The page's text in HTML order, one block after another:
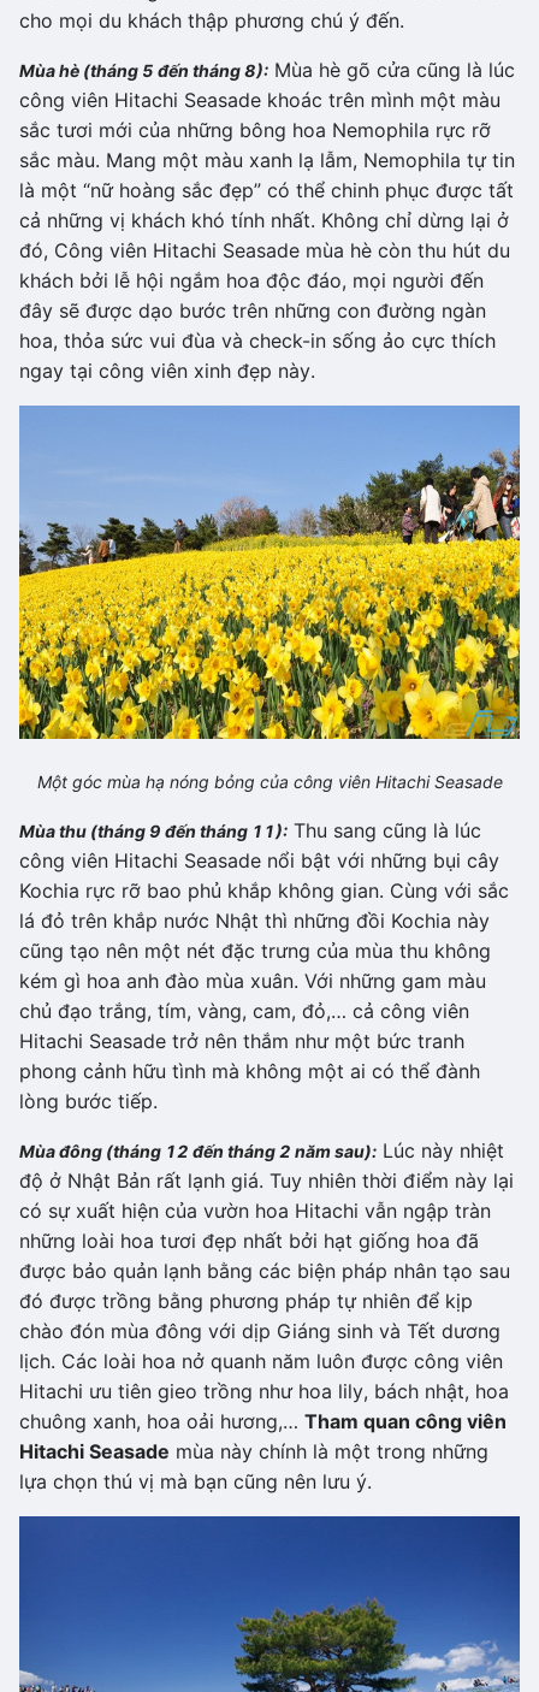
cho mọi du khách thập phương chú ý đến.
Mùa hè (tháng 5 đến tháng 8): Mùa hè gõ cửa cũng là lúc
công viên Hitachi Seasade khoác trên mình một màu
sắc tươi mới của những bông hoa Nemophila rực rỡ
sắc màu. Mang một màu xanh lạ lẫm, Nemophila tự tin
là một “nữ hoàng sắc đẹp” có thể chinh phục được tất
cả những vị khách khó tính nhất. Không chỉ dừng lại ở
đó, Công viên Hitachi Seasade mùa hè còn thu hút du
khách bởi lễ hội ngắm hoa độc đáo, mọi người đến
đây sẽ được dạo bước trên những con đường ngàn
hoa, thỏa sức vui đùa và check-in sống ảo cực thích
ngay tại công viên xinh đẹp này.
Một góc mùa hạ nóng bỏng của công viên Hitachi Seasade
Mùa thu (tháng 9 đến tháng 11): Thu sang cũng là lúc
công viên Hitachi Seasade nổi bật với những bụi cây
Kochia rực rỡ bao phủ khắp không gian. Cùng với sắc
lá đỏ trên khắp nước Nhật thì những đồi Kochia này
cũng tạo nên một nét đặc trưng của mùa thu không
kém gì hoa anh đào mùa xuân. Với những gam màu
chủ đạo trắng, tím, vàng, cam, đỏ,… cả công viên
Hitachi Seasade trở nên thắm như một bức tranh
phong cảnh hữu tình mà không một ai có thể đành
lòng bước tiếp.
Mùa đông (tháng 12 đến tháng 2 năm sau): Lúc này nhiệt
độ ở Nhật Bản rất lạnh giá. Tuy nhiên thời điểm này lại
có sự xuất hiện của vườn hoa Hitachi vẫn ngập tràn
những loài hoa tươi đẹp nhất bởi hạt giống hoa đã
được bảo quản lạnh bằng các biện pháp nhân tạo sau
đó được trồng bằng phương pháp tự nhiên để kịp
chào đón mùa đông với dịp Giáng sinh và Tết dương
lịch. Các loài hoa nở quanh năm luôn được công viên
Hitachi ưu tiên gieo trồng như hoa lily, bách nhật, hoa
chuông xanh, hoa oải hương,… Tham quan công viên
Hitachi Seasade mùa này chính là một trong những
lựa chọn thú vị mà bạn cũng nên lưu ý.